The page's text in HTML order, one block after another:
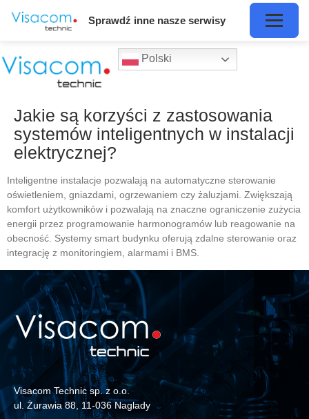
Polski
Jakie są korzyści z zastosowania
systemów inteligentnych w instalacji
elektrycznej?
Inteligentne instalacje pozwalają na automatyczne sterowanie
oświetleniem, gniazdami, ogrzewaniem czy żaluzjami. Zwiększają
komfort użytkowników i pozwalają na znaczne ograniczenie zużycia
energii przez programowanie harmonogramów lub reagowanie na
obecność. Systemy smart budynku oferują zdalne sterowanie oraz
integrację z monitoringiem, alarmami i BMS.
Visacom Technic sp. z o.o.
ul. Żurawia 88, 11-036 Naglady
Sprawdź inne nasze serwisy